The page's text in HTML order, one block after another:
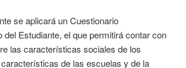
se aplicará un Cuestionario
del Estudiante, el que permitirá contar con
las características sociales de los
de las escuelas y de la